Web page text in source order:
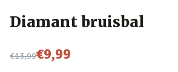
Diamant bruisbal
€13,99
Nu voor
€9,99